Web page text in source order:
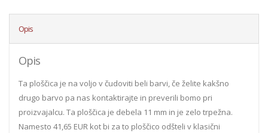
Opis
Opis
Ta ploščica je na voljo v čudoviti beli barvi, če želite kakšno
drugo barvo pa nas kontaktirajte in preverili bomo pri
proizvajalcu. Ta ploščica je debela 11 mm in je zelo trpežna.
Namesto 41,65 EUR kot bi za to ploščico odšteli v klasični